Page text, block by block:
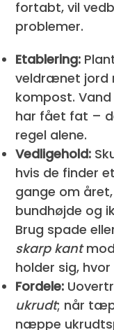
fortabt, vil
problemer.
Etablering:
veldrænet jord
kompost.
har fået fat –
regel alene.
Vedligehold:
hvis de finder
gange om
bundhøjde og
Brug spade
skarp kant
holder sig,
Fordele:
ukrudt; når
næppe